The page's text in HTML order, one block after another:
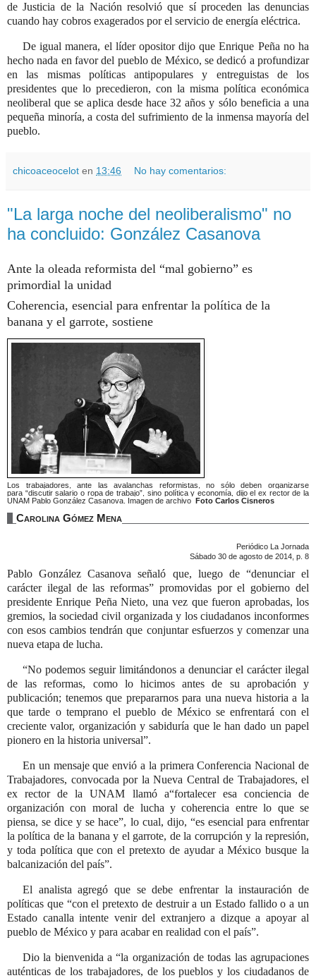
de Justicia de la Nación resolvió que sí proceden las denuncias
cuando hay cobros exagerados por el servicio de energía eléctrica.
De igual manera, el líder opositor dijo que Enrique Peña no ha
hecho nada en favor del pueblo de México, se dedicó a profundizar
en las mismas políticas antipopulares y entreguistas de los
presidentes que lo precedieron, con la misma política económica
neoliberal que se aplica desde hace 32 años y sólo beneficia a una
pequeña minoría, a costa del sufrimiento de la inmensa mayoría del
pueblo.
chicoaceocelot en 13:46 No hay comentarios:
"La larga noche del neoliberalismo" no
ha concluido: González Casanova
Ante la oleada reformista del mal gobierno
es
primordial la unidad
Coherencia, esencial para enfrentar la política de la
banana y el garrote, sostiene
Los trabajadores, ante las avalanchas reformistas, no sólo deben organizarse
para
discutir salario o ropa de trabajo
, sino política y economía, dijo el ex rector de la
UNAM Pablo González Casanova. Imagen de archivo Foto Carlos Cisneros
Carolina Gómez Mena
Periódico La Jornada
Sábado 30 de agosto de 2014, p. 8
Pablo González Casanova señaló que, luego de
denunciar el
carácter ilegal de las reformas
promovidas por el gobierno del
presidente Enrique Peña Nieto, una vez que fueron aprobadas, los
gremios, la sociedad civil organizada y los ciudadanos inconformes
con esos cambios tendrán que conjuntar esfuerzos y comenzar una
nueva etapa de lucha.
No podemos seguir limitándonos a denunciar el carácter ilegal
de las reformas, como lo hicimos antes de su aprobación y
publicación; tenemos que prepararnos para una nueva historia a la
que tarde o temprano el pueblo de México se enfrentará con el
creciente valor, organización y sabiduría que le han dado un papel
pionero en la historia universal .
En un mensaje que envió a la primera Conferencia Nacional de
Trabajadores, convocada por la Nueva Central de Trabajadores, el
ex rector de la UNAM llamó a fortalecer esa conciencia de
organización con moral de lucha y coherencia entre lo que se
piensa, se dice y se hace , lo cual, dijo,
es esencial para enfrentar
la política de la banana y el garrote, de la corrupción y la represión,
y toda política que con el pretexto de ayudar a México busque la
balcanización del país .
El analista agregó que se debe enfrentar la instauración de
políticas que
con el pretexto de destruir a un Estado fallido o a un
Estado canalla intente venir del extranjero a dizque a apoyar al
pueblo de México y para acabar en realidad con el país .
Dio la bienvenida a la organización de todas las agrupaciones
auténticas de los trabajadores, de los pueblos y los ciudadanos de